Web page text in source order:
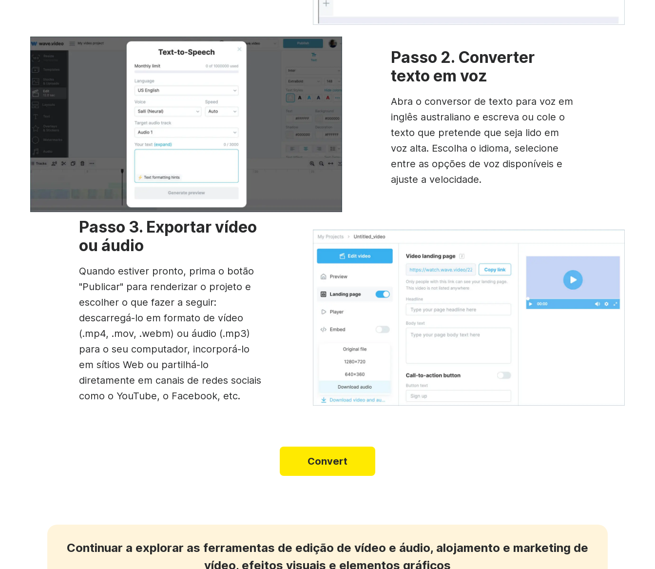
Passo 2. Converter
texto em voz
Abra o conversor de texto para voz em
inglês australiano e escreva ou cole o
texto que pretende que seja lido em
voz alta. Escolha o idioma, selecione
entre as opções de voz disponíveis e
ajuste a velocidade.
Passo 3. Exportar vídeo
ou áudio
Quando estiver pronto, prima o botão
"Publicar" para renderizar o projeto e
escolher o que fazer a seguir:
descarregá-lo em formato de vídeo
(.mp4, .mov, .webm) ou áudio (.mp3)
para o seu computador, incorporá-lo
em sítios Web ou partilhá-lo
diretamente em canais de redes sociais
como o YouTube, o Facebook, etc.
Convert
Continuar a explorar as ferramentas de edição de vídeo e áudio, alojamento e marketing de
vídeo, efeitos visuais e elementos gráficos